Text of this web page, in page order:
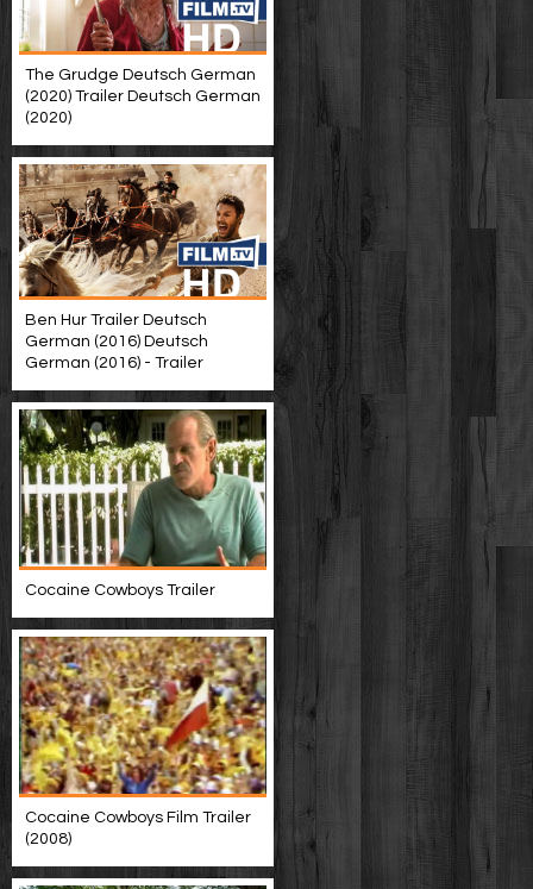
The Grudge Deutsch German
(2020) Trailer Deutsch German
(2020)
Ben Hur Trailer Deutsch
German (2016) Deutsch
German (2016) - Trailer
Cocaine Cowboys Trailer
Cocaine Cowboys Film Trailer
(2008)